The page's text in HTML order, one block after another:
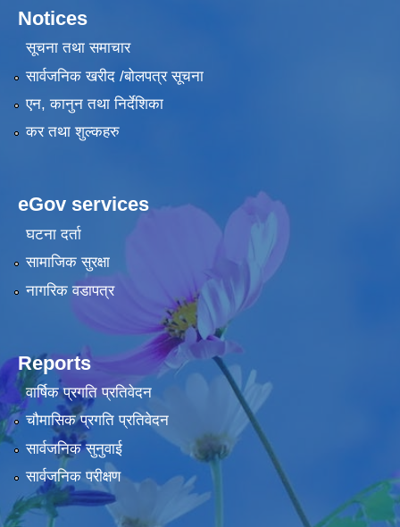
Notices
सूचना तथा समाचार
सार्वजनिक खरीद /बोलपत्र सूचना
एन, कानुन तथा निर्देशिका
कर तथा शुल्कहरु
eGov services
घटना दर्ता
सामाजिक सुरक्षा
नागरिक वडापत्र
Reports
वार्षिक प्रगति प्रतिवेदन
चौमासिक प्रगति प्रतिवेदन
सार्वजनिक सुनुवाई
सार्वजनिक परीक्षण